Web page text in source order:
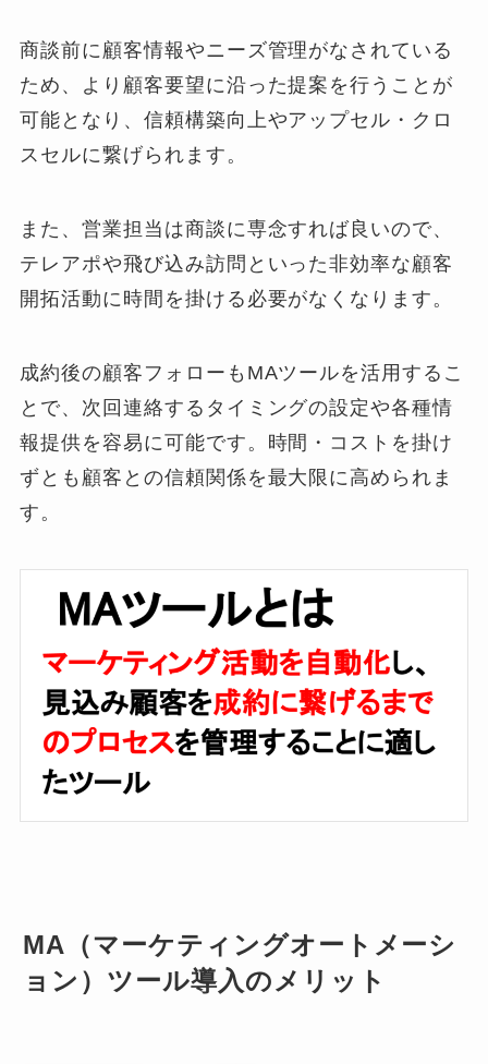
商談前に顧客情報やニーズ管理がなされている
ため、より顧客要望に沿った提案を行うことが
可能となり、信頼構築向上やアップセル・クロ
スセルに繋げられます。
また、営業担当は商談に専念すれば良いので、
テレアポや飛び込み訪問といった非効率な顧客
開拓活動に時間を掛ける必要がなくなります。
成約後の顧客フォローもMAツールを活用するこ
とで、次回連絡するタイミングの設定や各種情
報提供を容易に可能です。時間・コストを掛け
ずとも顧客との信頼関係を最大限に高められま
す。
MA（マーケティングオートメーシ
ョン）ツール導入のメリット